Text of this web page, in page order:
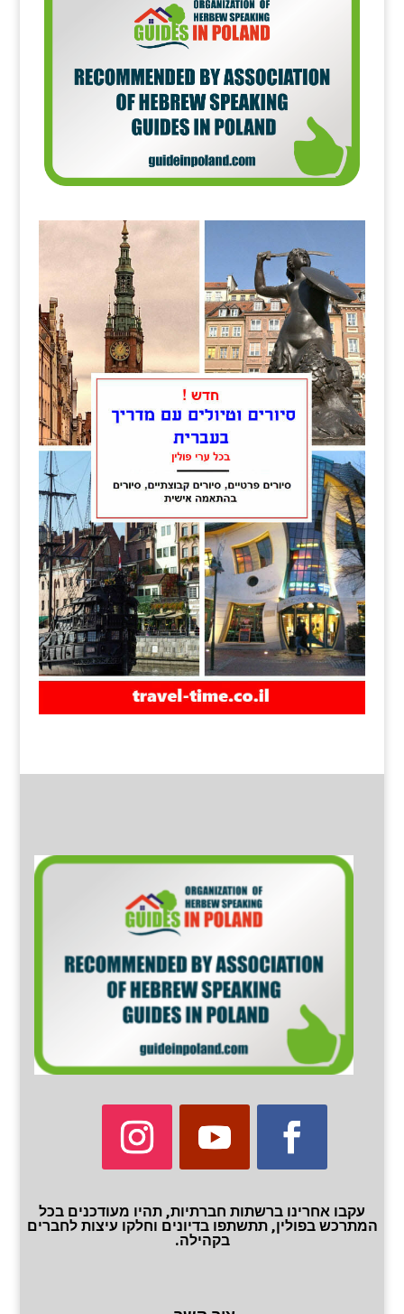
עקבו אחרינו ברשתות חברתיות, תהיו מעודכנים בכל
המתרכש בפולין, תתשתפו בדיונים וחלקו עיצות לחברים
בקהילה.